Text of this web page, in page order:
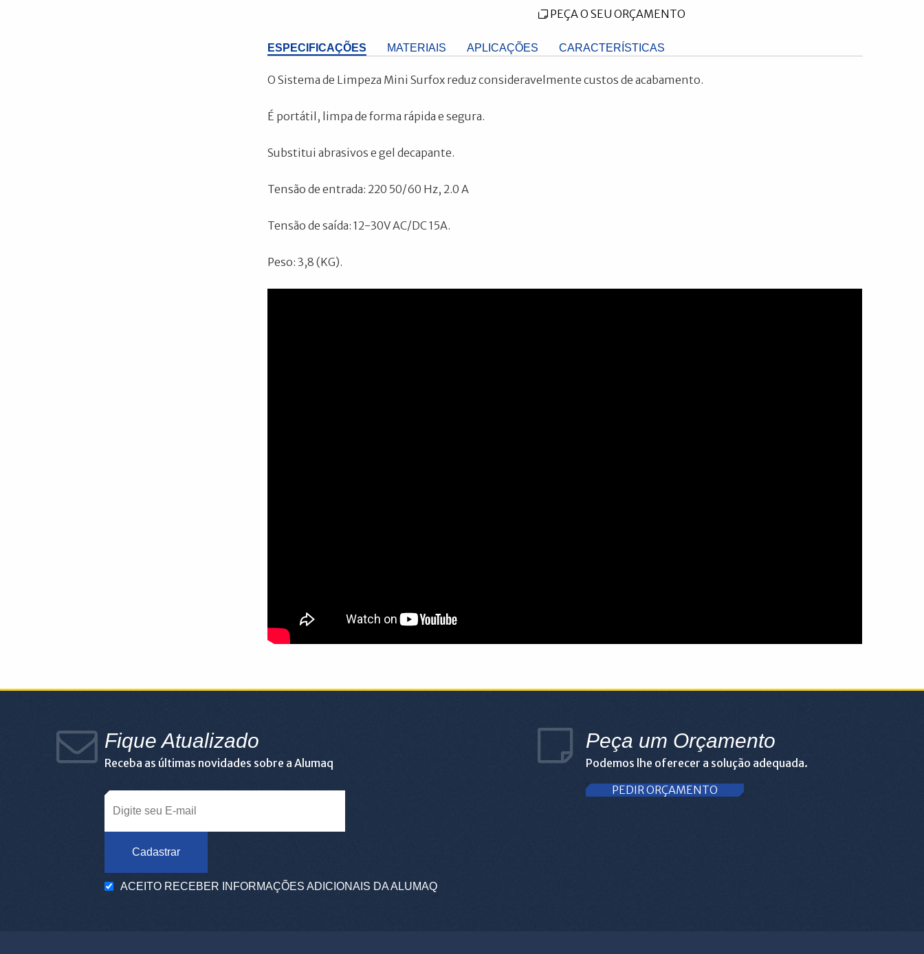
PEÇA O SEU ORÇAMENTO
ESPECIFICAÇÕES MATERIAIS APLICAÇÕES CARACTERÍSTICAS
O Sistema de Limpeza Mini Surfox reduz consideravelmente custos de acabamento.
É portátil, limpa de forma rápida e segura.
Substitui abrasivos e gel decapante.
Tensão de entrada: 220 50/60 Hz, 2.0 A
Tensão de saída: 12-30V AC/DC 15A.
Peso: 3,8 (KG).
Fique Atualizado
Receba as últimas novidades sobre a Alumaq
Cadastrar
ACEITO RECEBER INFORMAÇÕES ADICIONAIS DA ALUMAQ
Peça um Orçamento
Podemos lhe oferecer a solução adequada.
PEDIR ORÇAMENTO